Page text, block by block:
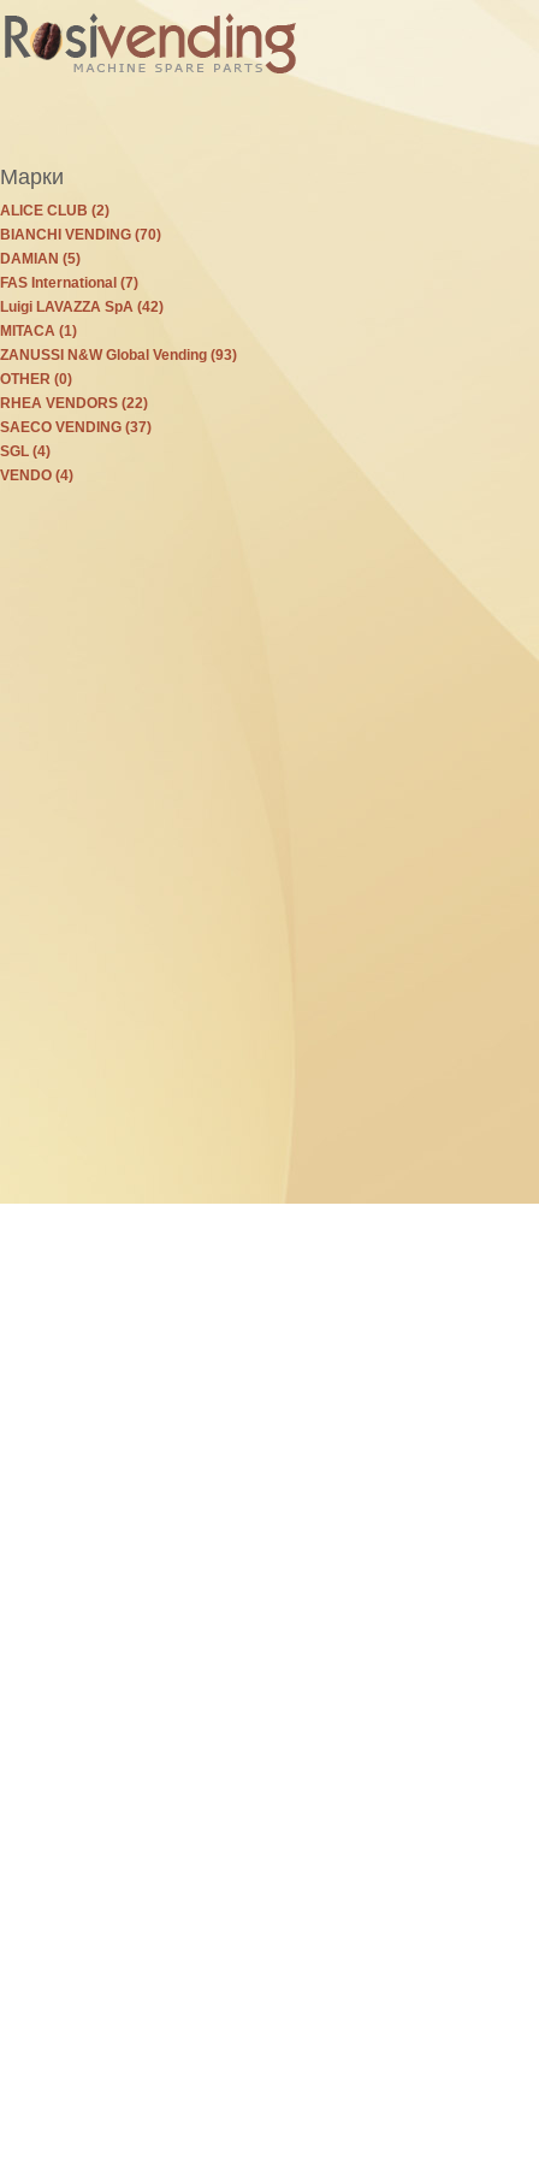
Марки
ALICE CLUB (2)
BIANCHI VENDING (70)
DAMIAN (5)
FAS International (7)
Luigi LAVAZZA SpA (42)
MITACA (1)
ZANUSSI N&W Global Vending (93)
OTHER (0)
RHEA VENDORS (22)
SAECO VENDING (37)
SGL (4)
VENDO (4)